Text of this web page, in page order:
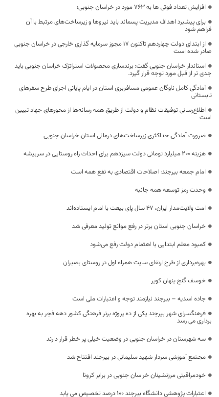
افزایش تعداد فوتی ها به 763 مورد در خراسان جنوبی؛
برای پیشبرد اهداف مدیریت پسماند باید نیرو‌ها و زیرساخت‌های مرتبط با آن
فراهم شود
از ابتدای دولت چهاردهم تاکنون ۱۷ مجوز سرمایه گذاری خارجی در خراسان جنوبی
صادر شده است
استاندار خراسان جنوبی گفت: برندسازی محصولات استراتژک خراسان جنوبی باید
جدی تر از قبل مورد توجه قرار گيرد.
آمادگی کامل ناوگان عمومی مسافربری استان در ایام پایانی اجرای طرح سفرهای
تابستانی
اطلاع‌رسانی توفیقات نظام و دولت از طریق همه رسانه‌ها از محورهای جهاد تبیین
است
ضرورت آمادگی حداکثری زیرساخت‌های درمانی استان خراسان جنوبی
هزینه ۲۰۰ میلیارد تومانی دولت سیزدهم برای احداث راه روستایی در سربیشه
امام جمعه بیرجند: اصلاحات اقتصادی به نفع همه است
وحدت رمز توسعه همه جانبه
امت ولایت‌مدار ایران، 47 سال پای بیعت با امام ایستاده‌اند
خراسان جنوبی استان برتر در رفع موانع تولید معرفی شد
کمبود معلم ابتدایی با اهتمام دولت رفع می‌شود
بهره‌برداری از طرح ارتقای سایت همراه اول در روستای بصیران
خوسف گنج پنهان کویر
جاده اسدیه – بیرجند نیازمند توجه و اعتبارات ملی است
فرهنگسرای شهر بیرجند یکی از ده پروژه برتر فرهنگی کشور دهه فجر به بهره
برداری می رسد
سه شهرستان در خراسان جنوبی در وضعیت خیلی پر خطر قرار دارند
مجتمع آموزشی سردار شهید سلیمانی در بیرجند افتتاح شد
خودمراقبتی مرزنشینان خراسان جنوبی در برابر کرونا
اعتبارات پژوهشی دانشگاه بیرجند 100 درصد تخصیص می یابد